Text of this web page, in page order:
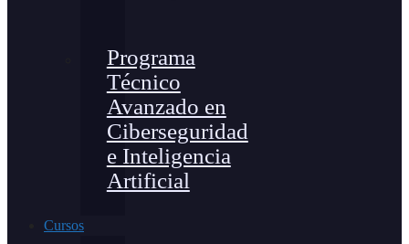
Programa
Técnico
Avanzado en
Ciberseguridad
e Inteligencia
Artificial
Cursos